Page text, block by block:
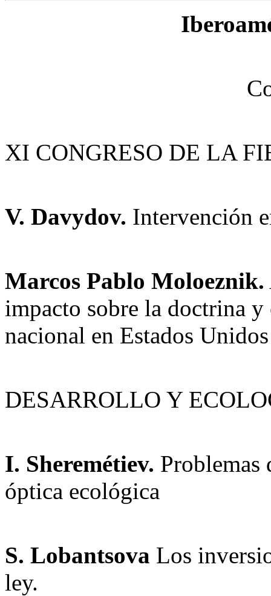
XI CONGRESO DE LA
V. Davydov. Intervención
Marcos Pablo Moloeznik.
impacto sobre la doctrina
nacional en Estados
DESARROLLO Y
I. Sheremétiev. Problemas
óptica ecológica
S. Lobantsova Los
ley.